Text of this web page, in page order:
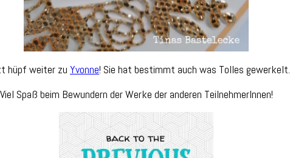
hüpf weiter zu Yvonne! Sie hat bestimmt auch was Tolles gewerkelt.
Viel Spaß beim Bewundern der Werke der anderen TeilnehmerInnen!